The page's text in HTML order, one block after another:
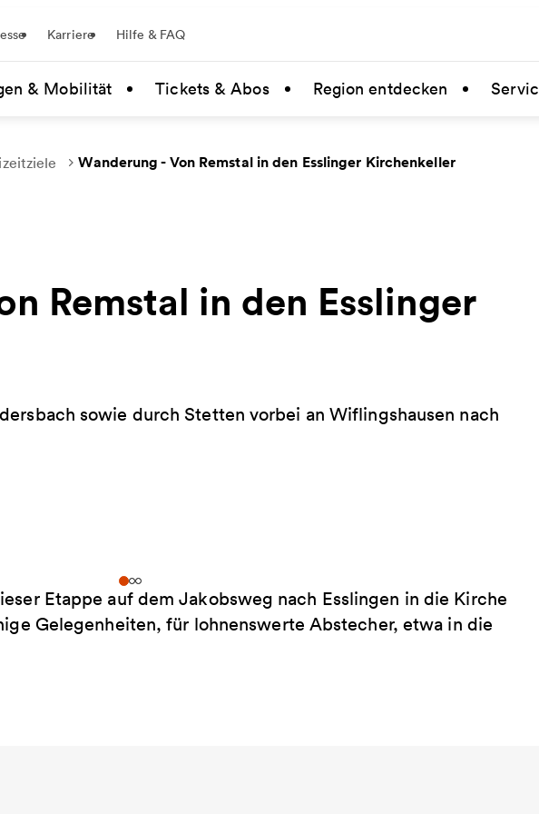
Karriere Hilfe & FAQ
& Mobilität Tickets & Abos Region entdecken
Wanderung - Von Remstal in den Esslinger Kirchenkeller
Remstal in den Esslinger
sowie durch Stetten vorbei an Wiflingshausen nach
Etappe auf dem Jakobsweg nach Esslingen in die Kirche
Gelegenheiten, für lohnenswerte Abstecher, etwa in die